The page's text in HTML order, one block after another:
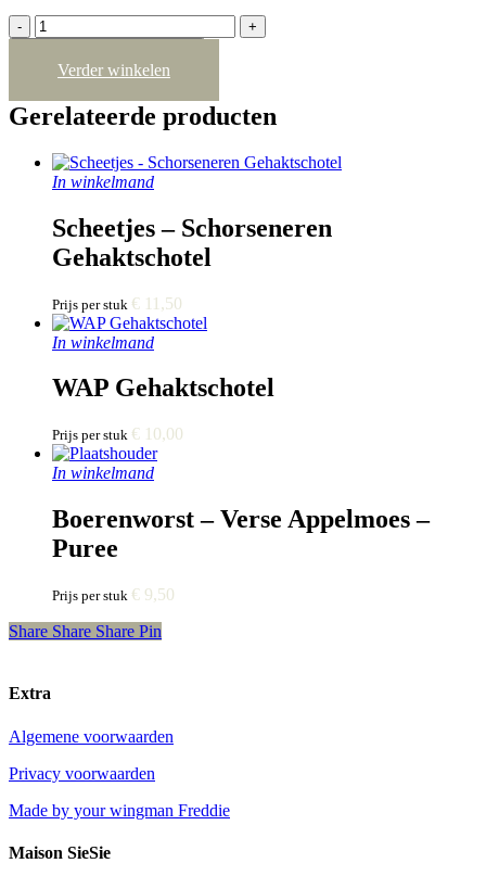
Gehaktbroodje
Sjalotjessaus
Gestoofde
Erwtjes
-
aantal
Verder winkelen
Gerelateerde producten
In winkelmand
Scheetjes – Schorseneren
Gehaktschotel
Prijs per stuk € 11,50
In winkelmand
WAP Gehaktschotel
Prijs per stuk € 10,00
In winkelmand
Boerenworst – Verse Appelmoes –
Puree
Prijs per stuk € 9,50
Share
Share Share Share Pin
Extra
Algemene voorwaarden
Privacy voorwaarden
Made by your wingman Freddie
Maison SieSie